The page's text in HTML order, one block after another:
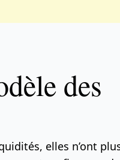
des
elles n’ont